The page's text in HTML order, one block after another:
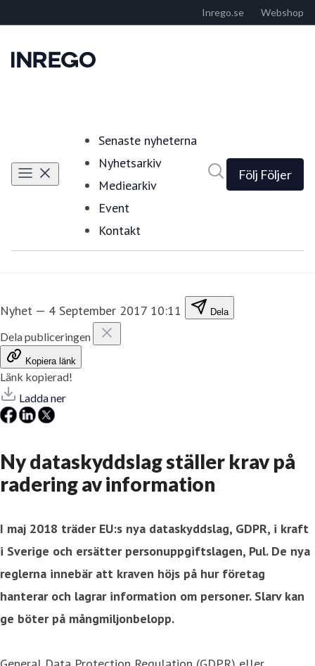
Senaste nyheterna
Nyhetsarkiv
Mediearkiv
Event
Kontakt
Följ Följer
Nyhet — 4 September 2017 10:11 Dela
Dela publiceringen
Kopiera länk
Länk kopierad!
Ladda ner
Ny dataskyddslag ställer krav på
radering av information
I maj 2018 träder EU:s nya dataskyddslag, GDPR, i kraft
i Sverige och ersätter personuppgiftslagen, Pul. De nya
reglerna innebär att kraven höjs på hur företag
hanterar och lagrar information om personer. Slarv kan
ge böter på mångmiljonbelopp.